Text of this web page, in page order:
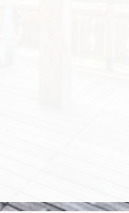
maintenant